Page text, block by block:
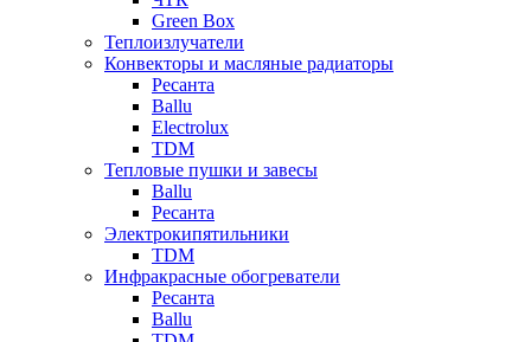
Green Box
Теплоизлучатели
Конвекторы и масляные радиаторы
Ресанта
Ballu
Electrolux
TDM
Тепловые пушки и завесы
Ballu
Ресанта
Электрокипятильники
TDM
Инфракрасные обогреватели
Ресанта
Ballu